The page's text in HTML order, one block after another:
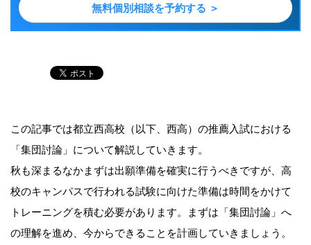
無料個別相談を予約する ＞
この記事では都立西高校（以下、西高）の推薦入試における
「集団討論」について解説していきます。
秋も深まるなかまずは出願準備を確実に行うべきですが、高
校のキャンパスで行われる試験に向けた準備は時間をかけて
トレーニングを積む必要があります。まずは「集団討論」へ
の理解を進め、今からできることを計画していきましょう。